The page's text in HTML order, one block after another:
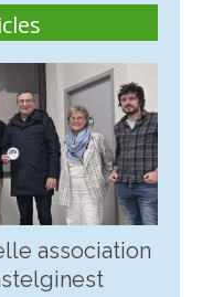
association